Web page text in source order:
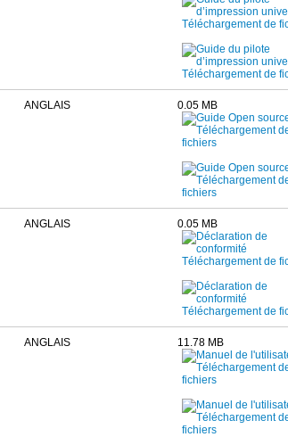
ANGLAIS 0.05 MB
ANGLAIS 0.05 MB
ANGLAIS 11.78 MB